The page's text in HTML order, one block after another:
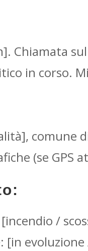
Chiamata
in corso.
comune
(se
/
[in